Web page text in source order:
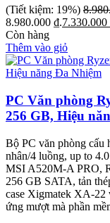
(Tiết kiệm: 19%)
8.980.000 ₫.7.330.000
Còn hàng
Thêm vào giỏ
PC Văn phòng
256 GB, Hiệu
Bộ PC văn phòng
nhân/4 luồng, up to
MSI A520M-A PRO,
256 GB SATA, tản
case Xigmatek XA-22
ứng mượt mà phần